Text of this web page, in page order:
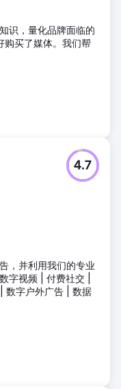
识，量化品牌面临的
买了媒体。我们帮
4.7
，并利用我们的专业
字视频 | 付费社交 |
数字户外广告 | 数据